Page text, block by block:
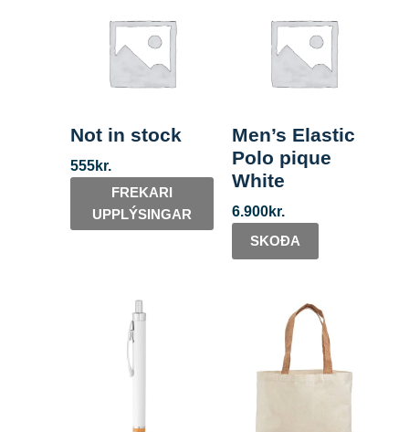
Not in stock
555kr.
FREKARI
UPPLÝSINGAR
Men’s Elastic
Polo pique
White
6.900kr.
SKOÐA